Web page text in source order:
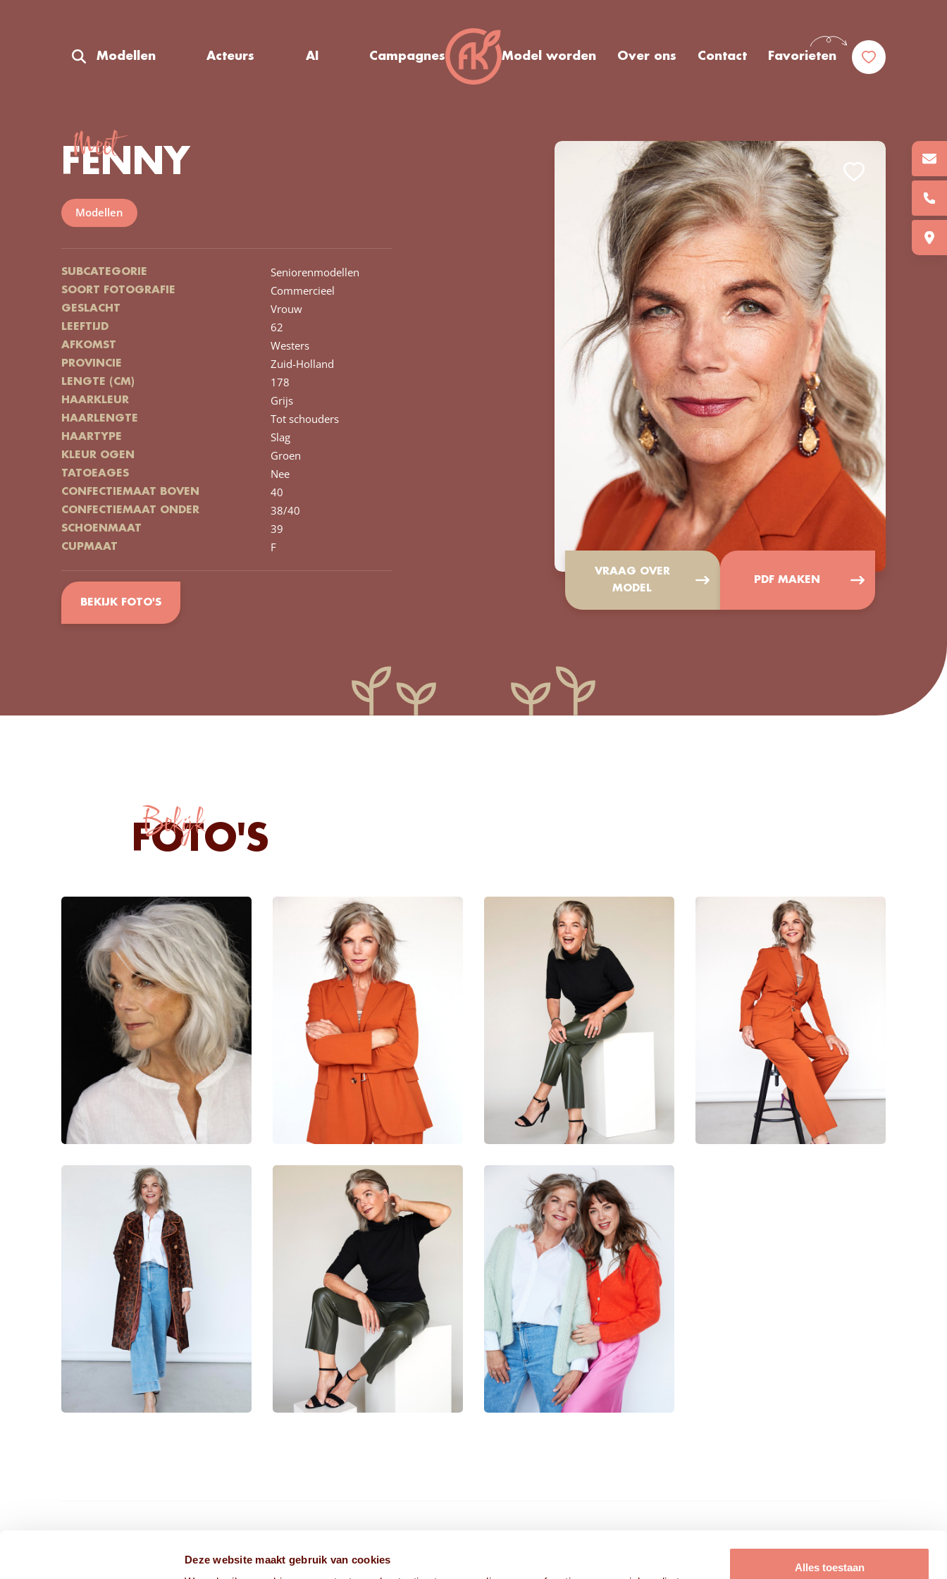
Deze website maakt gebruik van cookies
Alles toestaan
Modellen Acteurs AI Campagnes Model worden Over ons Contact Favorieten
VRAAG OVER
MODEL
PDF MAKEN
Meet
FENNY
Modellen
SUBCATEGORIE Seniorenmodellen
SOORT FOTOGRAFIE Commercieel
GESLACHT Vrouw
LEEFTIJD 62
AFKOMST Westers
PROVINCIE Zuid-Holland
LENGTE (CM) 178
HAARKLEUR Grijs
HAARLENGTE Tot schouders
HAARTYPE Slag
KLEUR OGEN Groen
TATOEAGES Nee
CONFECTIEMAAT BOVEN 40
CONFECTIEMAAT ONDER 38/40
SCHOENMAAT 39
CUPMAAT F
BEKIJK FOTO'S
Bekijk
FOTO'S
HIER VIND JE ONS